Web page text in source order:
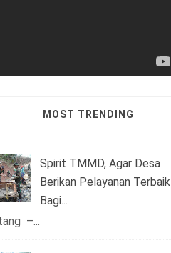
MOST TRENDING
Spirit TMMD, Agar Desa
Berikan Pelayanan Terbaik
Bagi...
–...